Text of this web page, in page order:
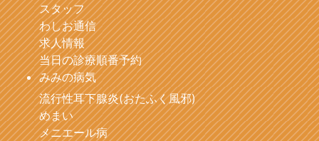
スタッフ
わしお通信
求人情報
当日の診療順番予約
みみの病気
流行性耳下腺炎(おたふく風邪)
めまい
メニエール病